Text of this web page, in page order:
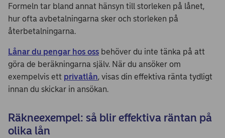
Formeln tar bland annat hänsyn till storleken på lånet,
hur ofta avbetalningarna sker och storleken på
återbetalningarna.
Lånar du pengar hos oss behöver du inte tänka på att
göra de beräkningarna själv. När du ansöker om
exempelvis ett privatlån, visas din effektiva ränta tydligt
innan du skickar in ansökan.
Räkneexempel: så blir effektiva räntan på
olika lån